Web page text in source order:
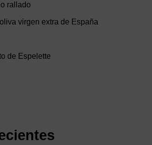
rallado
virgen extra de España
de Espelette